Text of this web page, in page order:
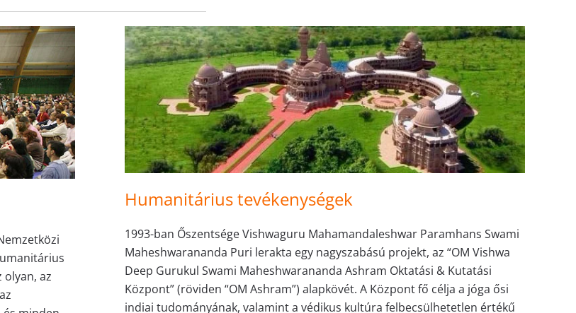
az
Humanitárius tevékenységek
1993-ban Őszentsége Vishwaguru Mahamandaleshwar Paramhans Swami
Maheshwarananda Puri lerakta egy nagyszabású projekt, az “OM Vishwa
Deep Gurukul Swami Maheshwarananda Ashram Oktatási & Kutatási
Központ” (röviden “OM Ashram”) alapkövét. A Központ fő célja a jóga ősi
indiai tudományának, valamint a védikus kultúra felbecsülhetetlen értékű